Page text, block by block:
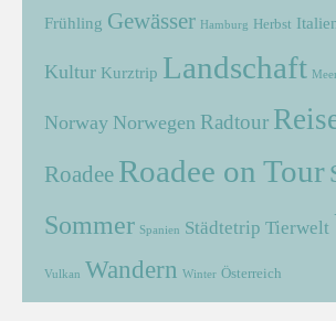
Frühling Gewässer Hamburg Herbst
Kultur Kurztrip Landschaft
Norway Norwegen Radtour
Roadee Roadee on Tour
Sommer Spanien Städtetrip Tierwelt
Vulkan Wandern Winter Österreich